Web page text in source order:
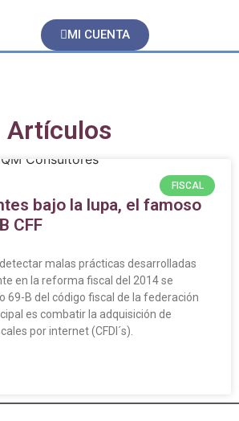
MI CUENTA
Artículos
FISCAL
bajo la lupa, el famoso
CFF
malas prácticas desarrolladas
en la reforma fiscal del 2014 se
69-B del código fiscal de la federación
es combatir la adquisición de
por internet (CFDI´s).